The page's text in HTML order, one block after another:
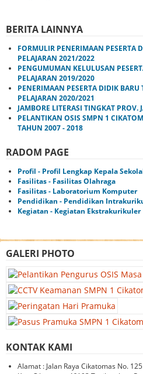
BERITA LAINNYA
FORMULIR PENERIMAAN PESERTA
PELAJARAN 2021/2022
PENGUMUMAN KELULUSAN
PELAJARAN 2019/2020
PENERIMAAN PESERTA DIDIK BARU
PELAJARAN 2020/2021
JAMBORE LITERASI TINGKAT PROV.
PELANTIKAN OSIS SMPN 1
TAHUN 2007 - 2018
RADOM PAGE
Profil - Profil Lengkap Kepala
Fasilitas - Fasilitas Olahraga
Fasilitas - Laboratorium Komputer
Pendidikan - Pendidikan
Kegiatan - Kegiatan Ekstrakurikuler
GALERI PHOTO
KONTAK KAMI
Alamat : Jalan Raya Cikatomas No.